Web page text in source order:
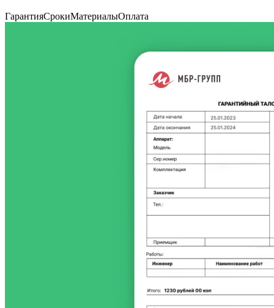
ГарантияСрокиМатериалыОплата